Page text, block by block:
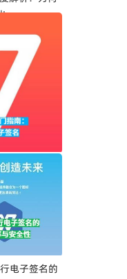
指南：一步
电子签名的